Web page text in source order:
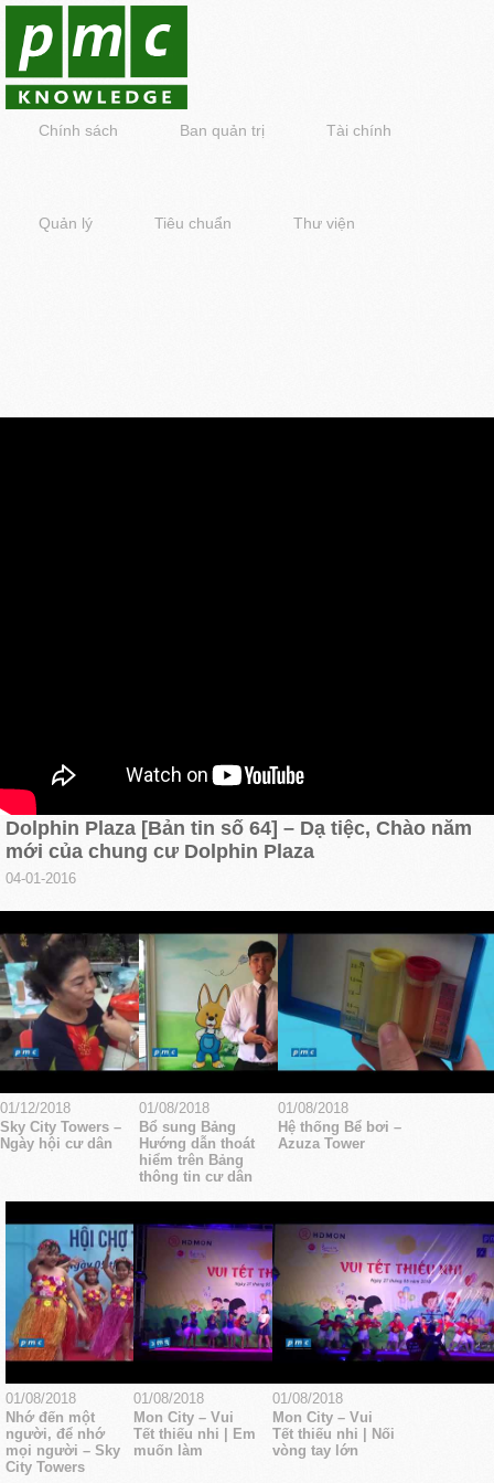
Chính sách Ban quản trị Tài chính
Quản lý Tiêu chuẩn Thư viện
Dolphin Plaza [Bản tin số 64] – Dạ tiệc, Chào năm
mới của chung cư Dolphin Plaza
04-01-2016
01/12/2018
Sky City Towers –
Ngày hội cư dân
01/08/2018
Bổ sung Bảng
Hướng dẫn thoát
hiểm trên Bảng
thông tin cư dân
01/08/2018
Hệ thống Bể bơi –
Azuza Tower
01/08/2018
Nhớ đến một
người, để nhớ
mọi người – Sky
City Towers
01/08/2018
Mon City – Vui
Tết thiếu nhi | Em
muốn làm
01/08/2018
Mon City – Vui
Tết thiếu nhi | Nối
vòng tay lớn